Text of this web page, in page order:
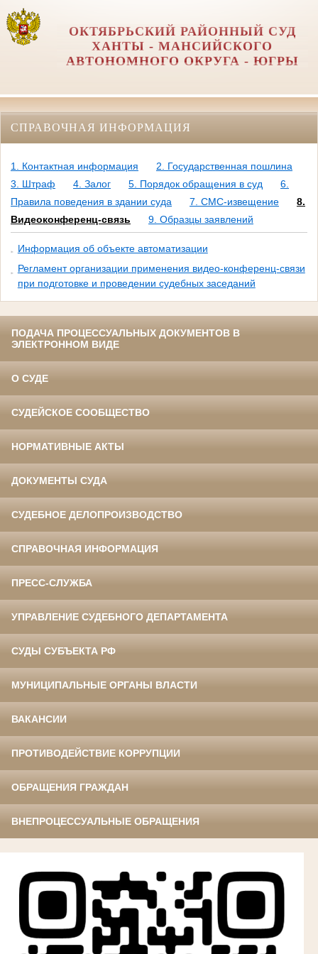
ОКТЯБРЬСКИЙ РАЙОННЫЙ СУД
ХАНТЫ - МАНСИЙСКОГО
АВТОНОМНОГО ОКРУГА - ЮГРЫ
СПРАВОЧНАЯ ИНФОРМАЦИЯ
1. Контактная информация
2. Государственная пошлина
3. Штраф
4. Залог 5. Порядок обращения в суд
6.
Правила поведения в здании суда
7. СМС-извещение
8.
Видеоконференц-связь
9. Образцы заявлений
Информация об объекте автоматизации
Регламент организации применения видео-конференц-связи
при подготовке и проведении судебных заседаний
ПОДАЧА ПРОЦЕССУАЛЬНЫХ ДОКУМЕНТОВ В
ЭЛЕКТРОННОМ ВИДЕ
О СУДЕ
СУДЕЙСКОЕ СООБЩЕСТВО
НОРМАТИВНЫЕ АКТЫ
ДОКУМЕНТЫ СУДА
СУДЕБНОЕ ДЕЛОПРОИЗВОДСТВО
СПРАВОЧНАЯ ИНФОРМАЦИЯ
ПРЕСС-СЛУЖБА
УПРАВЛЕНИЕ СУДЕБНОГО ДЕПАРТАМЕНТА
СУДЫ СУБЪЕКТА РФ
МУНИЦИПАЛЬНЫЕ ОРГАНЫ ВЛАСТИ
ВАКАНСИИ
ПРОТИВОДЕЙСТВИЕ КОРРУПЦИИ
ОБРАЩЕНИЯ ГРАЖДАН
ВНЕПРОЦЕССУАЛЬНЫЕ ОБРАЩЕНИЯ